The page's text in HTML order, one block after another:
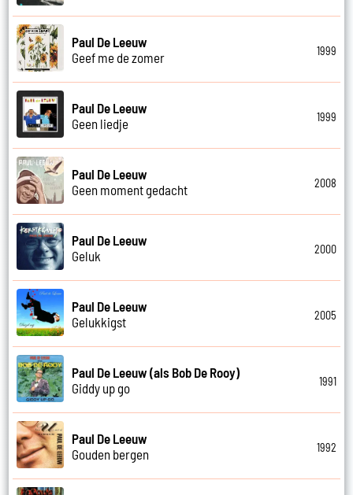
Paul De Leeuw
Geef me de zomer
1999
Paul De Leeuw
Geen liedje
1999
Paul De Leeuw
Geen moment gedacht
2008
Paul De Leeuw
Geluk
2000
Paul De Leeuw
Gelukkigst
2005
Paul De Leeuw (als Bob De Rooy)
Giddy up go
1991
Paul De Leeuw
Gouden bergen
1992